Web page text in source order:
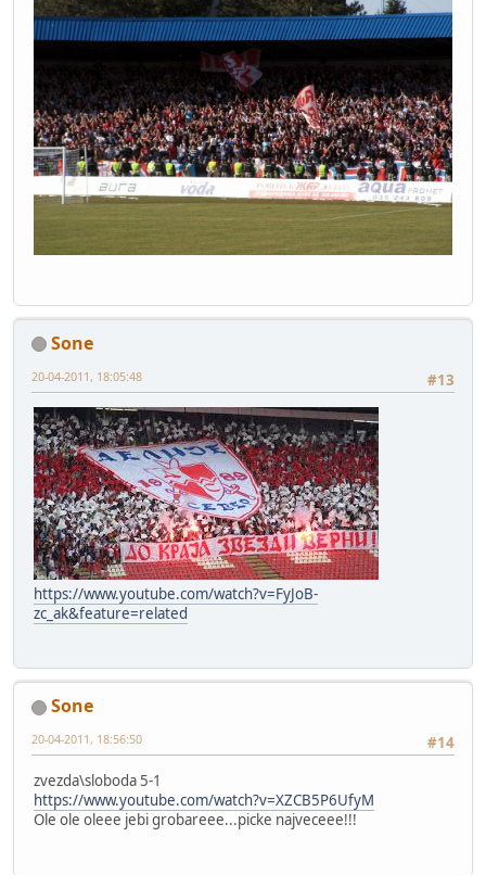
Sone
#13
20-04-2011, 18:05:48
https://www.youtube.com/watch?v=FyJoB-
zc_ak&feature=related
Sone
#14
20-04-2011, 18:56:50
zvezda\sloboda 5-1
https://www.youtube.com/watch?v=XZCB5P6UfyM
Ole ole oleee jebi grobareee...picke najveceee!!!